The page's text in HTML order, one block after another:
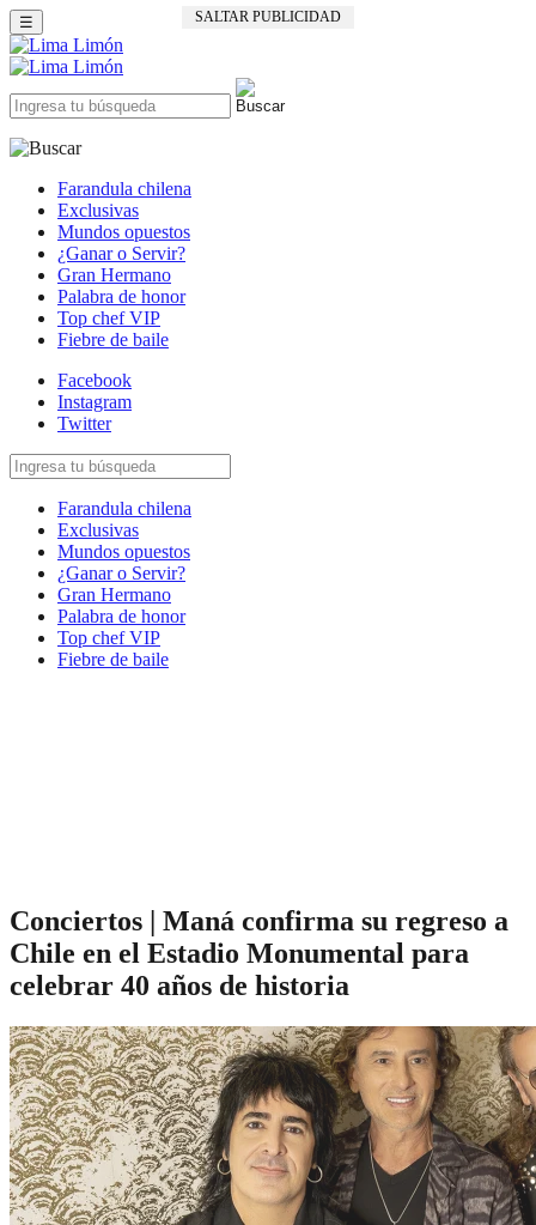
SALTAR PUBLICIDAD
☰
Farandula chilena
Exclusivas
Mundos opuestos
¿Ganar o Servir?
Gran Hermano
Palabra de honor
Top chef VIP
Fiebre de baile
Facebook
Instagram
Twitter
Farandula chilena
Exclusivas
Mundos opuestos
¿Ganar o Servir?
Gran Hermano
Palabra de honor
Top chef VIP
Fiebre de baile
Conciertos | Maná confirma su regreso a
Chile en el Estadio Monumental para
celebrar 40 años de historia